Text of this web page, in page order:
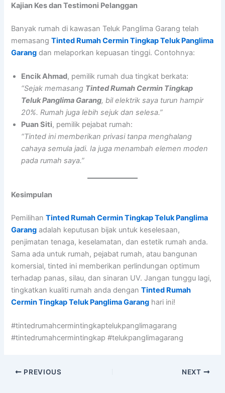
Kajian Kes dan Testimoni Pelanggan
Banyak rumah di kawasan Teluk Panglima Garang telah
memasangTinted Rumah Cermin Tingkap Teluk Panglima
Garang dan melaporkan kepuasan tinggi. Contohnya:
Encik Ahmad, pemilik rumah dua tingkat berkata:
“Sejak memasang Tinted Rumah Cermin Tingkap
Teluk Panglima Garang, bil elektrik saya turun hampir
20%. Rumah juga lebih sejuk dan selesa.”
Puan Siti, pemilik pejabat rumah:
“Tinted ini memberikan privasi tanpa menghalang
cahaya semula jadi. Ia juga menambah elemen moden
pada rumah saya.”
Kesimpulan
PemilihanTinted Rumah Cermin Tingkap Teluk Panglima
Garang adalah keputusan bijak untuk keselesaan,
penjimatan tenaga, keselamatan, dan estetik rumah anda.
Sama ada untuk rumah, pejabat rumah, atau bangunan
komersial, tinted ini memberikan perlindungan optimum
terhadap panas, silau, dan sinaran UV. Jangan tunggu lagi,
tingkatkan kualiti rumah anda denganTinted Rumah
Cermin Tingkap Teluk Panglima Garang hari ini!
#tintedrumahcermintingkaptelukpanglimagarang
#tintedrumahcermintingkap #telukpanglimagarang
PREVIOUS NEXT